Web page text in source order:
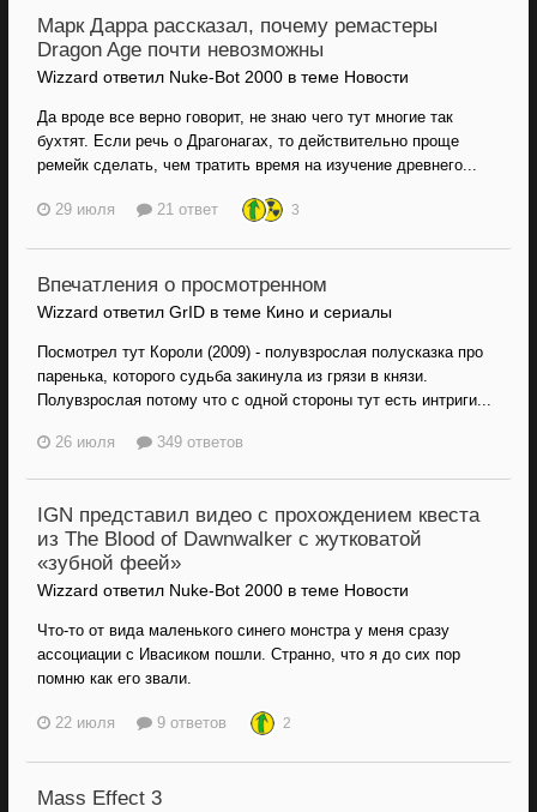
Марк Дарра рассказал, почему ремастеры
Dragon Age почти невозможны
Wizzard ответил Nuke-Bot 2000 в теме Новости
Да вроде все верно говорит, не знаю чего тут многие так
бухтят. Если речь о Драгонагах, то действительно проще
ремейк сделать, чем тратить время на изучение древнего...
29 июля 21 ответ 3
Впечатления о просмотренном
Wizzard ответил GrID в теме Кино и сериалы
Посмотрел тут Короли (2009) - полувзрослая полусказка про
паренька, которого судьба закинула из грязи в князи.
Полувзрослая потому что с одной стороны тут есть интриги...
26 июля 349 ответов
IGN представил видео с прохождением квеста
из The Blood of Dawnwalker с жутковатой
«зубной феей»
Wizzard ответил Nuke-Bot 2000 в теме Новости
Что-то от вида маленького синего монстра у меня сразу
ассоциации с Ивасиком пошли. Странно, что я до сих пор
помню как его звали.
22 июля 9 ответов 2
Mass Effect 3